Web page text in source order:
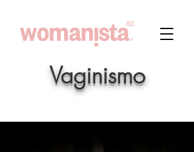
Vaginismo